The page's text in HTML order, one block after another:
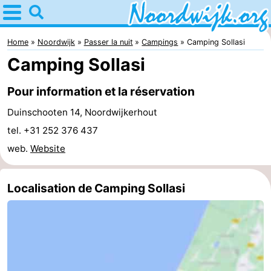
Home
Noordwijk
Astuces
Avec
enfants
la
Appartements
Chambre
Home Noordwijk Passer la nuit Campings Camping Sollasi
Camping Sollasi
Pour information et la réservation
Duinschooten 14, Noordwijkerhout
tel. +31 252 376 437
web. Website
Localisation de Camping Sollasi